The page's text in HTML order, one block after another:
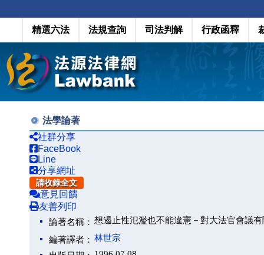
精選六法 法規查詢 司法判解 行政函釋
法學論著
社群分享
FaceBook
Line
分享網址
請收錄全文
意見回饋
友善列印
論著名稱： 想遏止性氾濫也不能違憲－對大法官會議
編著譯者： 林世宗